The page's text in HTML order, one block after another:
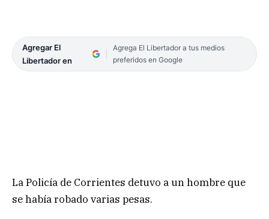
Agregar El
Libertador en
Agrega El Libertador a tus medios
preferidos en Google
La Policía de Corrientes detuvo a un hombre que
se había robado varias pesas.